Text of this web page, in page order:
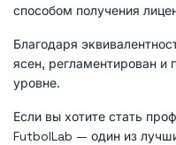
способом получения
Благодаря
ясен, регламентирован
уровне.
Если вы хотите стать
FutbolLab — один из